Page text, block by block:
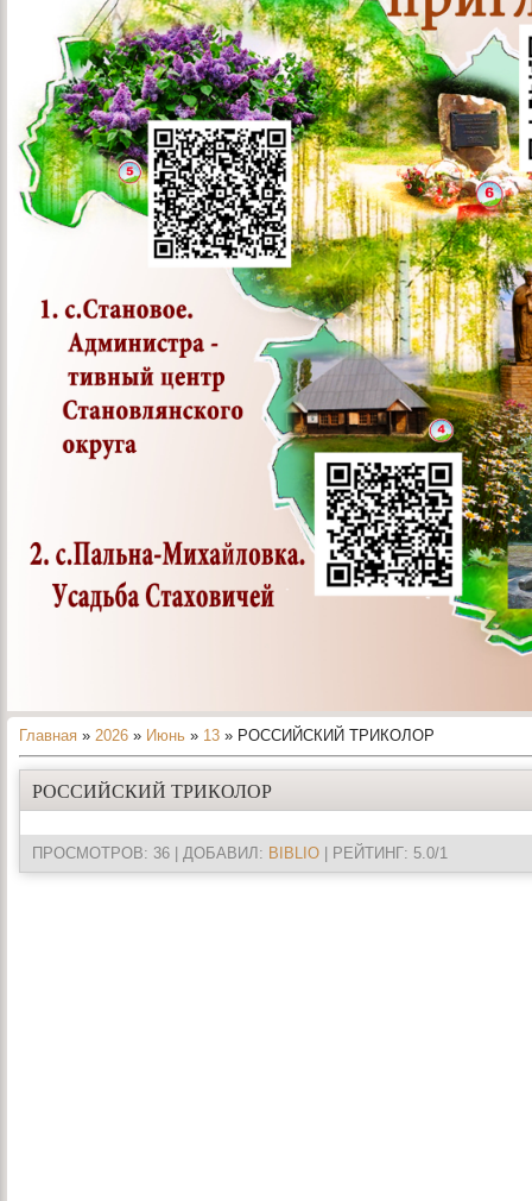
Главная » 2026 » Июнь » 13 » РОССИЙСКИЙ ТРИКОЛОР
РОССИЙСКИЙ ТРИКОЛОР
ПРОСМОТРОВ: 36 | ДОБАВИЛ: BIBLIO | РЕЙТИНГ: 5.0/1